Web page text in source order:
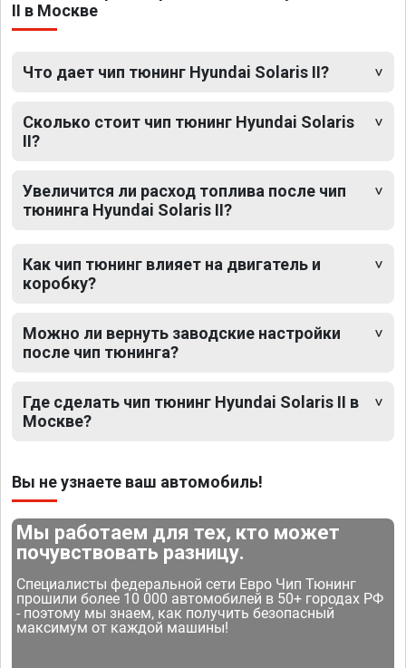
II в Москве
Что дает чип тюнинг Hyundai Solaris II?
Сколько стоит чип тюнинг Hyundai Solaris
II?
Увеличится ли расход топлива после чип
тюнинга Hyundai Solaris II?
Как чип тюнинг влияет на двигатель и
коробку?
Можно ли вернуть заводские настройки
после чип тюнинга?
Где сделать чип тюнинг Hyundai Solaris II в
Москве?
Вы не узнаете ваш автомобиль!
Мы работаем для тех, кто может
почувствовать разницу.
Специалисты федеральной сети Евро Чип Тюнинг
прошили более 10 000 автомобилей в 50+ городах РФ
- поэтому мы знаем, как получить безопасный
максимум от каждой машины!